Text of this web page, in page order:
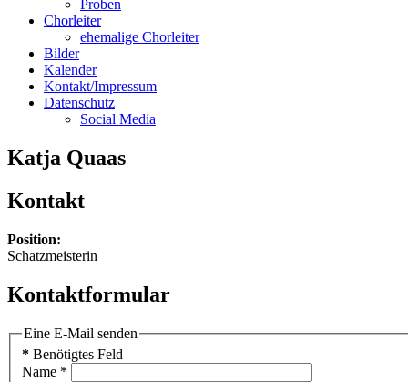
Proben
Chorleiter
ehemalige Chorleiter
Bilder
Kalender
Kontakt/Impressum
Datenschutz
Social Media
Katja Quaas
Kontakt
Position:
Schatzmeisterin
Kontaktformular
Eine E-Mail senden
* Benötigtes Feld
Name *